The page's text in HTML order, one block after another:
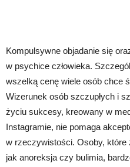
Kompulsywne objadanie się
w psychice człowieka.
wszelką cenę wiele osób chce
Wizerunek osób szczupłych i
życiu sukcesy, kreowany w
Instagramie, nie pomaga
w rzeczywistości. Osoby, które
jak anoreksja czy bulimia,